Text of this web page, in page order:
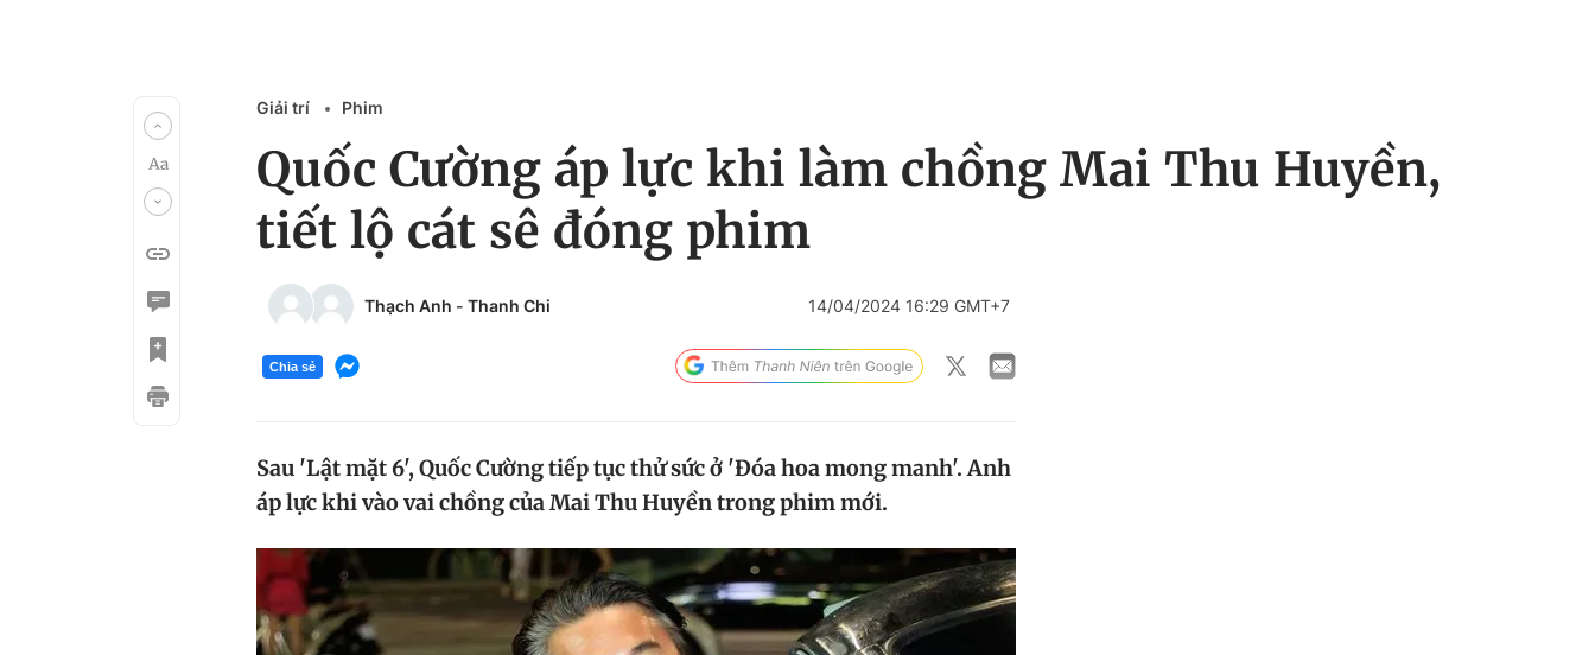
Giải trí Phim
Quốc Cường áp lực khi làm chồng Mai Thu Huyền,
tiết lộ cát sê đóng phim
Thạch Anh - Thanh Chi 14/04/2024 16:29 GMT+7
Chia sẻ
Sau 'Lật mặt 6', Quốc Cường tiếp tục thử sức ở 'Đóa hoa mong manh'. Anh
áp lực khi vào vai chồng của Mai Thu Huyền trong phim mới.